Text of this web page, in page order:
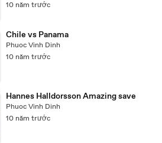
10 năm trước
Chile vs Panama
Phuoc Vinh Dinh
10 năm trước
Hannes Halldorsson Amazing save
Phuoc Vinh Dinh
10 năm trước